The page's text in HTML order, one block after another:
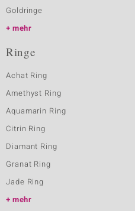
Goldringe
mehr
Ringe
Achat Ring
Amethyst Ring
Aquamarin Ring
Citrin Ring
Diamant Ring
Granat Ring
Jade Ring
mehr